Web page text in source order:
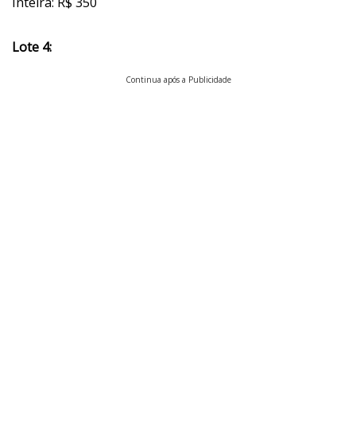
Lote 4:
Continua após a Publicidade